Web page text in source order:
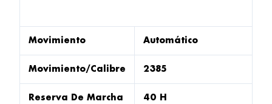
Movimiento Automático
Movimiento/Calibre 2385
Reserva De Marcha 40 H